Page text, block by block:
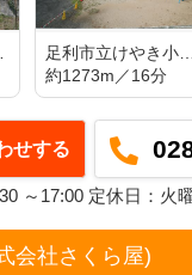
園
足利市立けやき小学校
約1273m／16分
せする
～17:00 定休日：火
会社さくら屋)